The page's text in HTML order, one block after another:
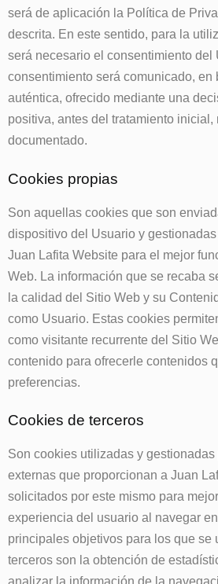
será de aplicación la Política de
descrita. En este sentido, para la
será necesario el consentimiento del
consentimiento será comunicado, en
auténtica, ofrecido mediante una
positiva, antes del tratamiento inicial,
documentado.
Cookies propias
Son aquellas cookies que son
dispositivo del Usuario y
Juan Lafita Website para el mejor
Web. La información que se recaba
la calidad del Sitio Web y su
como Usuario. Estas cookies
como visitante recurrente del Sitio
contenido para ofrecerle contenidos
preferencias.
Cookies de terceros
Son cookies utilizadas y
externas que proporcionan a Juan
solicitados por este mismo para
experiencia del usuario al navegar
principales objetivos para los que se
terceros son la obtención de
analizar la información de la